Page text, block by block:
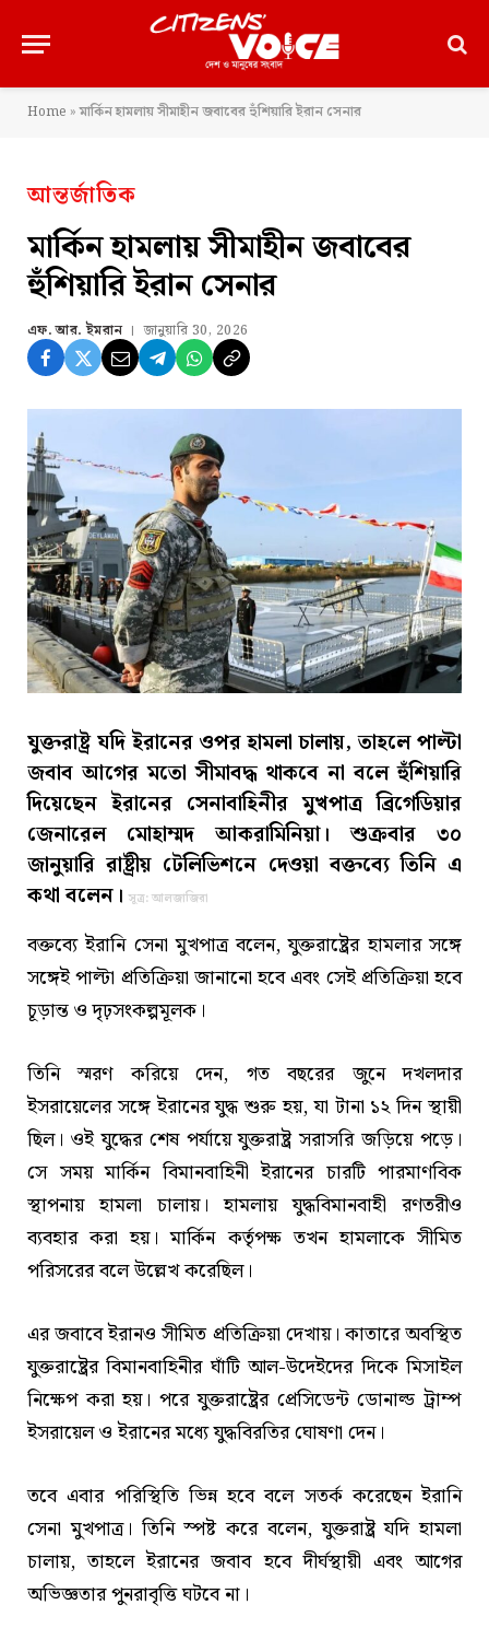
Home »মার্কিন হামলায় সীমাহীন জবাবের হুঁশিয়ারি ইরান সেনার
আন্তর্জাতিক
মার্কিন হামলায় সীমাহীন জবাবের
হুঁশিয়ারি ইরান সেনার
এফ. আর. ইমরান জানুয়ারি 30, 2026
যুক্তরাষ্ট্র যদি ইরানের ওপর হামলা চালায়, তাহলে পাল্টা
জবাব আগের মতো সীমাবদ্ধ থাকবে না বলে হুঁশিয়ারি
দিয়েছেন ইরানের সেনাবাহিনীর মুখপাত্র ব্রিগেডিয়ার
জেনারেল মোহাম্মদ আকরামিনিয়া। শুক্রবার ৩০
জানুয়ারি রাষ্ট্রীয় টেলিভিশনে দেওয়া বক্তব্যে তিনি এ
কথা বলেন।সূত্র: আলজাজিরা
বক্তব্যে ইরানি সেনা মুখপাত্র বলেন, যুক্তরাষ্ট্রের হামলার সঙ্গে
সঙ্গেই পাল্টা প্রতিক্রিয়া জানানো হবে এবং সেই প্রতিক্রিয়া হবে
চূড়ান্ত ও দৃঢ়সংকল্পমূলক।
তিনি স্মরণ করিয়ে দেন, গত বছরের জুনে দখলদার
ইসরায়েলের সঙ্গে ইরানের যুদ্ধ শুরু হয়, যা টানা ১২ দিন স্থায়ী
ছিল। ওই যুদ্ধের শেষ পর্যায়ে যুক্তরাষ্ট্র সরাসরি জড়িয়ে পড়ে।
সে সময় মার্কিন বিমানবাহিনী ইরানের চারটি পারমাণবিক
স্থাপনায় হামলা চালায়। হামলায় যুদ্ধবিমানবাহী রণতরীও
ব্যবহার করা হয়। মার্কিন কর্তৃপক্ষ তখন হামলাকে সীমিত
পরিসরের বলে উল্লেখ করেছিল।
এর জবাবে ইরানও সীমিত প্রতিক্রিয়া দেখায়। কাতারে অবস্থিত
যুক্তরাষ্ট্রের বিমানবাহিনীর ঘাঁটি আল-উদেইদের দিকে মিসাইল
নিক্ষেপ করা হয়। পরে যুক্তরাষ্ট্রের প্রেসিডেন্ট ডোনাল্ড ট্রাম্প
ইসরায়েল ও ইরানের মধ্যে যুদ্ধবিরতির ঘোষণা দেন।
তবে এবার পরিস্থিতি ভিন্ন হবে বলে সতর্ক করেছেন ইরানি
সেনা মুখপাত্র। তিনি স্পষ্ট করে বলেন, যুক্তরাষ্ট্র যদি হামলা
চালায়, তাহলে ইরানের জবাব হবে দীর্ঘস্থায়ী এবং আগের
অভিজ্ঞতার পুনরাবৃত্তি ঘটবে না।